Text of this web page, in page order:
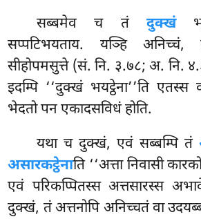
सब्बमेव च तंदुक्खं
सप्पटिभयताय. यञ्हि
सीहोपमसुत्ते (सं. नि. ३.७८; अ. नि.
इदम्पि ‘‘दुक्खं भयट्ठेना’’ति
भेदतो पन एकादसविधं होति.
यथा च दुक्खं, एवं सब्बम्पि तं
असारकट्ठेनाति ‘‘अत्ता निवासी
एवं परिकप्पितस्स अत्तसारस्स
दुक्खं, तं अत्तनोपि अनिच्चतं वा